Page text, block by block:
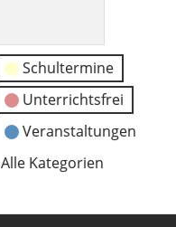
Schultermine
Unterrichtsfrei
Veranstaltungen
Alle Kategorien